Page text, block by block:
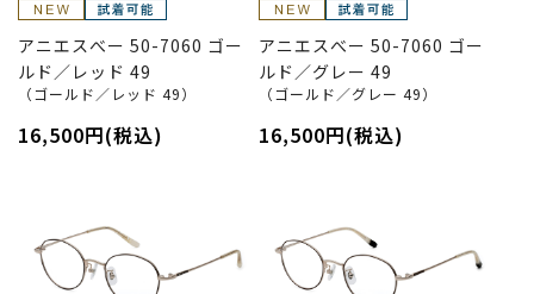
アニエスべー 50-7060 ゴー
ルド／レッド 49
（ゴールド／レッド 49）
16,500円(税込)
アニエスべー 50-7060 ゴー
ルド／グレー 49
（ゴールド／グレー 49）
16,500円(税込)